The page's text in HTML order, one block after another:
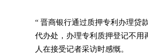
“ 晋商银行通过质押专利办理贷
代办处，办理专利质押登记不用
人在接受记者采访时感慨。